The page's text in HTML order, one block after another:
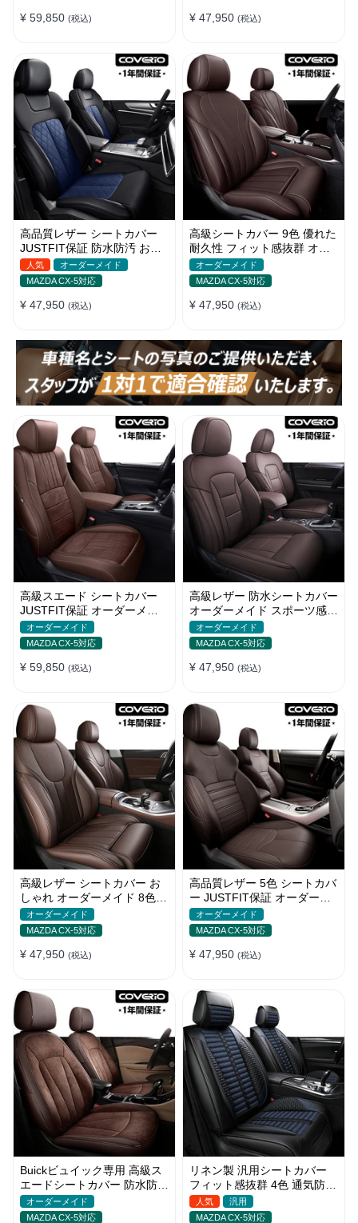
¥ 59,850 (税込) ¥ 47,950 (税込)
高品質レザー シートカバー
JUSTFIT保証 防水防汚 おし
ゃれ 全席セット オーダーメ
イド
人気
オーダーメイド
MAZDA CX-5対応
¥ 47,950 (税込)
高級シートカバー 9色 優れた
耐久性 フィット感抜群 オー
ダーメイド 防水レザー おし
ゃれ
オーダーメイド
MAZDA CX-5対応
¥ 47,950 (税込)
高級スエード シートカバー
JUSTFIT保証 オーダーメイ
ド 6色 防汚防水 オシャレ 全
席
オーダーメイド
MAZDA CX-5対応
¥ 59,850 (税込)
高級レザー 防水シートカバー
オーダーメイド スポーツ感
通気性 耐久性 3色 全席セッ
ト
オーダーメイド
MAZDA CX-5対応
¥ 47,950 (税込)
高級レザー シートカバー お
しゃれ オーダーメイド 8色
通気防水 耐摩耗性 全席セッ
ト
オーダーメイド
MAZDA CX-5対応
¥ 47,950 (税込)
高品質レザー 5色 シートカバ
ー JUSTFIT保証 オーダーメ
イド 防汚防水 優れた耐久性
オーダーメイド
MAZDA CX-5対応
¥ 47,950 (税込)
Buickビュイック専用 高級ス
エードシートカバー 防水防汚
手触り抜群 4色 オーダーメイ
ド
オーダーメイド
MAZDA CX-5対応
リネン製 汎用シートカバー
フィット感抜群 4色 通気防水
耐摩耗性 軽/普自動車 SUV
人気
汎用
MAZDA CX-5対応